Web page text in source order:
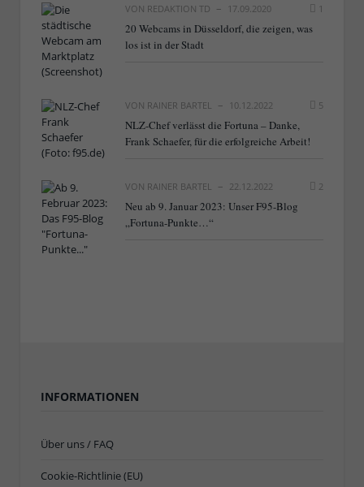
VON REDAKTION TD 17.09.2020 1
20 Webcams in Düsseldorf, die zeigen, was
los ist in der Stadt
VON RAINER BARTEL 10.12.2022 5
NLZ-Chef verlässt die Fortuna – Danke,
Frank Schaefer, für die erfolgreiche Arbeit!
VON RAINER BARTEL 22.12.2022 2
Neu ab 9. Januar 2023: Unser F95-Blog
„Fortuna-Punkte…“
INFORMATIONEN
Über uns / FAQ
Cookie-Richtlinie (EU)